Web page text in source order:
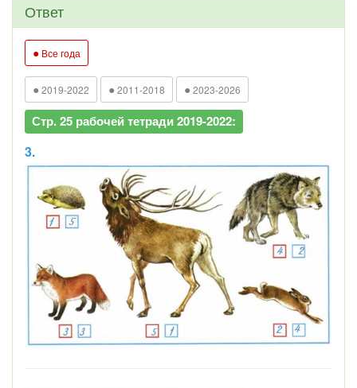
Ответ
● Все года
● 2019-2022 ● 2011-2018 ● 2023-2026
Стр. 25 рабочей тетради 2019-2022:
3.